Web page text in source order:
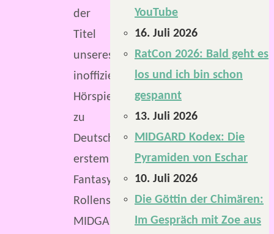
der
Titel
unseres
inoffiziellen
Hörspiels
zu
Deutschlands
erstem
Fantasy-
Rollenspiel,
MIDGARD.
YouTube
16. Juli 2026
RatCon 2026: Bald geht es
los und ich bin schon
gespannt
13. Juli 2026
MIDGARD Kodex: Die
Pyramiden von Eschar
10. Juli 2026
Die Göttin der Chimären:
Im Gespräch mit Zoe aus